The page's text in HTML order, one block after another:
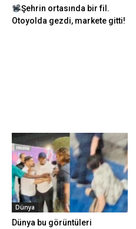
Şehrin ortasında bir fil.
Otoyolda gezdi, markete gitti!
Dünya
Dünya bu görüntüleri